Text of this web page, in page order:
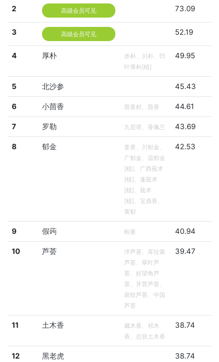
2 高级会员可见 73.09
3 高级会员可见 52.19
4 厚朴
赤朴、川朴、凹
叶厚朴[植]
49.95
5 北沙参 45.43
6 小茴香 茴香籽、茴香 44.61
7 罗勒 九层塔、香佩兰 43.69
8 郁金
姜黄、川郁金、
广郁金、温郁金
[植]、广西莪术
[植]、蓬莪术
[植]、莪术
[植]、宝鼎香、
黄郁
42.53
9 假蒟 蛤蒌 40.94
10 芦荟
洋芦荟、库拉索
芦荟、翠叶芦
荟、好望角芦
荟、开普芦荟、
斑纹芦荟、中国
芦荟
39.47
11 土木香
藏木香、祁木
香、总状土木香
38.74
12 黑老虎 38.74